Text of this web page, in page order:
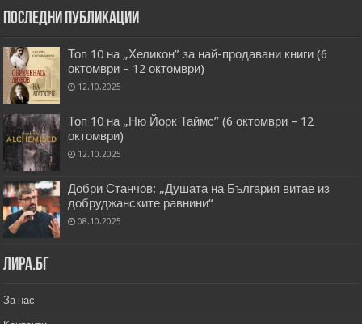
Последни публикации
Топ 10 на „Хеликон” за най-продавани книги (6
октомври – 12 октомври)
12.10.2025
Топ 10 на „Ню Йорк Таймс” (6 октомври – 12
октомври)
12.10.2025
Добри Станчов: „Душата на България витае из
добруджанските равнини“
08.10.2025
Лира.бг
За нас